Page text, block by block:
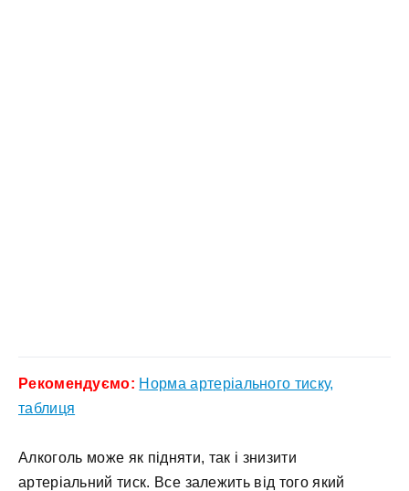
Рекомендуємо: Норма артеріального тиску,
таблиця
Алкоголь може як підняти, так і знизити
артеріальний тиск. Все залежить від того який